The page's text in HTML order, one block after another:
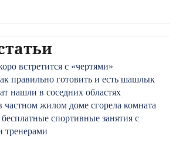
встретится с «чертями»
правильно готовить и есть шашлык
нашли в соседних областях
частном жилом доме сгорела комната
спортивные занятия с
тренерами